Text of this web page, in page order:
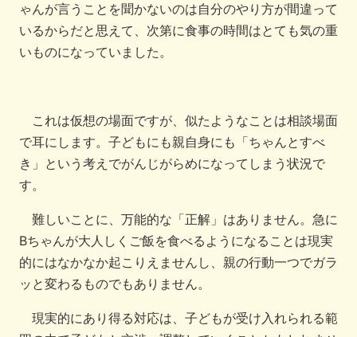
ゃんが言うことを聞かないのは自分のやり方が間違って
いるからだと思えて、次第に食事の時間はとても気の重
いものになっていました。
これは仮想の場面ですが、似たようなことは相談場面
で耳にします。子どもにも親自身にも「ちゃんとすべ
き」という考えでがんじがらめになってしまう状況で
す。
難しいことに、万能的な「正解」はありません。急に
Bちゃんが大人しくご飯を食べるようになることは現実
的にはなかなか起こりえませんし、親の行動一つでガラ
ッと変わるものでもありません。
現実的にあり得る対応は、子どもが受け入れられる範